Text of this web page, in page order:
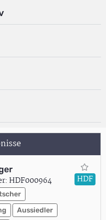
HDF000964
Aussiedler
HDF